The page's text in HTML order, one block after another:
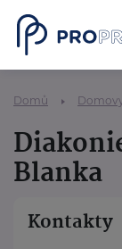
Domů
Blanka
Kontakty